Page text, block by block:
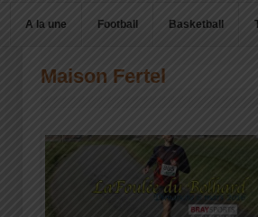
A la une Football Basketball
Maison Fertel